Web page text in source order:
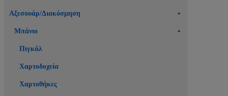
Αξεσουάρ/Διακόσμηση
Μπάνιο
Πιγκάλ
Χαρτοδοχεία
Χαρτοθήκες